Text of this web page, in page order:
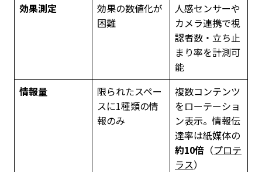
効果測定
効果の数値化が
困難
人感センサーや
カメラ連携で視
認者数・立ち止
まり率を計測可
能
情報量
限られたスペー
スに1種類の情
報のみ
複数コンテンツ
をローテーショ
ン表示。情報伝
達率は紙媒体の
約10倍 （プロテ
ラス）